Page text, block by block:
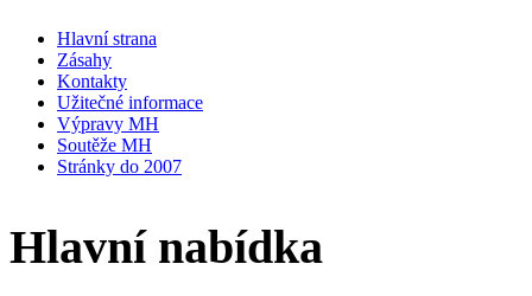
Hlavní strana
Zásahy
Kontakty
Užitečné informace
Výpravy MH
Soutěže MH
Stránky do 2007
Hlavní nabídka